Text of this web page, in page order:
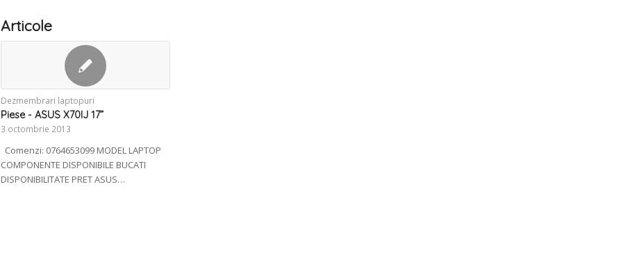
Articole
Dezmembrari laptopuri
Piese - ASUS X70IJ 17”
3 octombrie 2013
Comenzi: 0764653099 MODEL LAPTOP
COMPONENTE DISPONIBILE BUCATI
DISPONIBILITATE PRET ASUS…